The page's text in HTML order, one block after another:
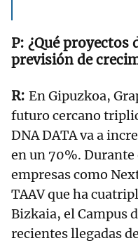
¿Qué proyectos
previsión de
En Gipuzkoa,
futuro cercano
DNA DATA va a
en un 70%. Durante
empresas como
TAAV que ha
Bizkaia, el Campus
recientes llegadas